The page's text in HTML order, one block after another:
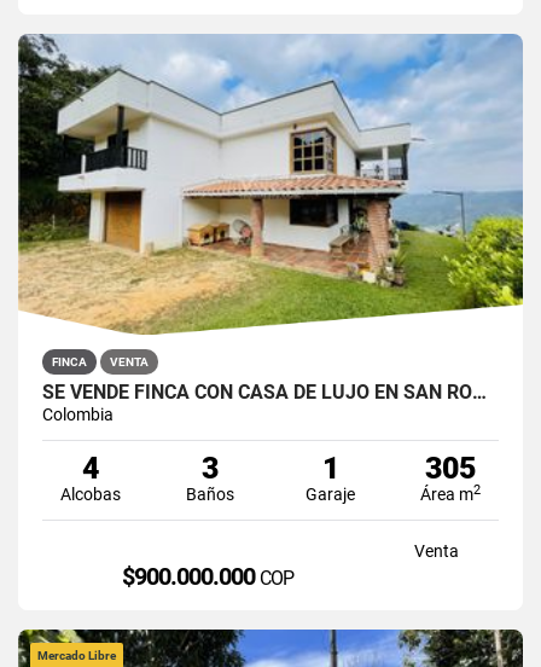
FINCA VENTA
SE VENDE FINCA CON CASA DE LUJO EN SAN ROQUE, ANTIOQUIA
Colombia
4
Alcobas
3
Baños
1
Garaje
305
Área m2
Venta
$900.000.000 COP
Mercado Libre